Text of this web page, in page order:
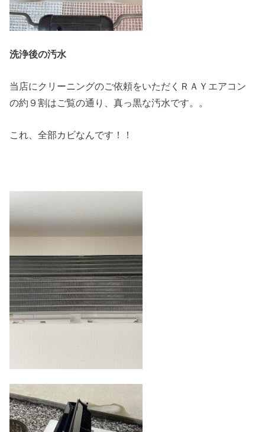
洗浄後の汚水
当店にクリーニングのご依頼をいただくＲＡＹエアコン
の約９割はご覧の通り、真っ黒な汚水です。。
これ、全部カビなんです！！